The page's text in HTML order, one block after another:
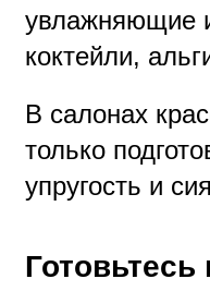
увлажняющие
коктейли,
В салонах
только
упругость и